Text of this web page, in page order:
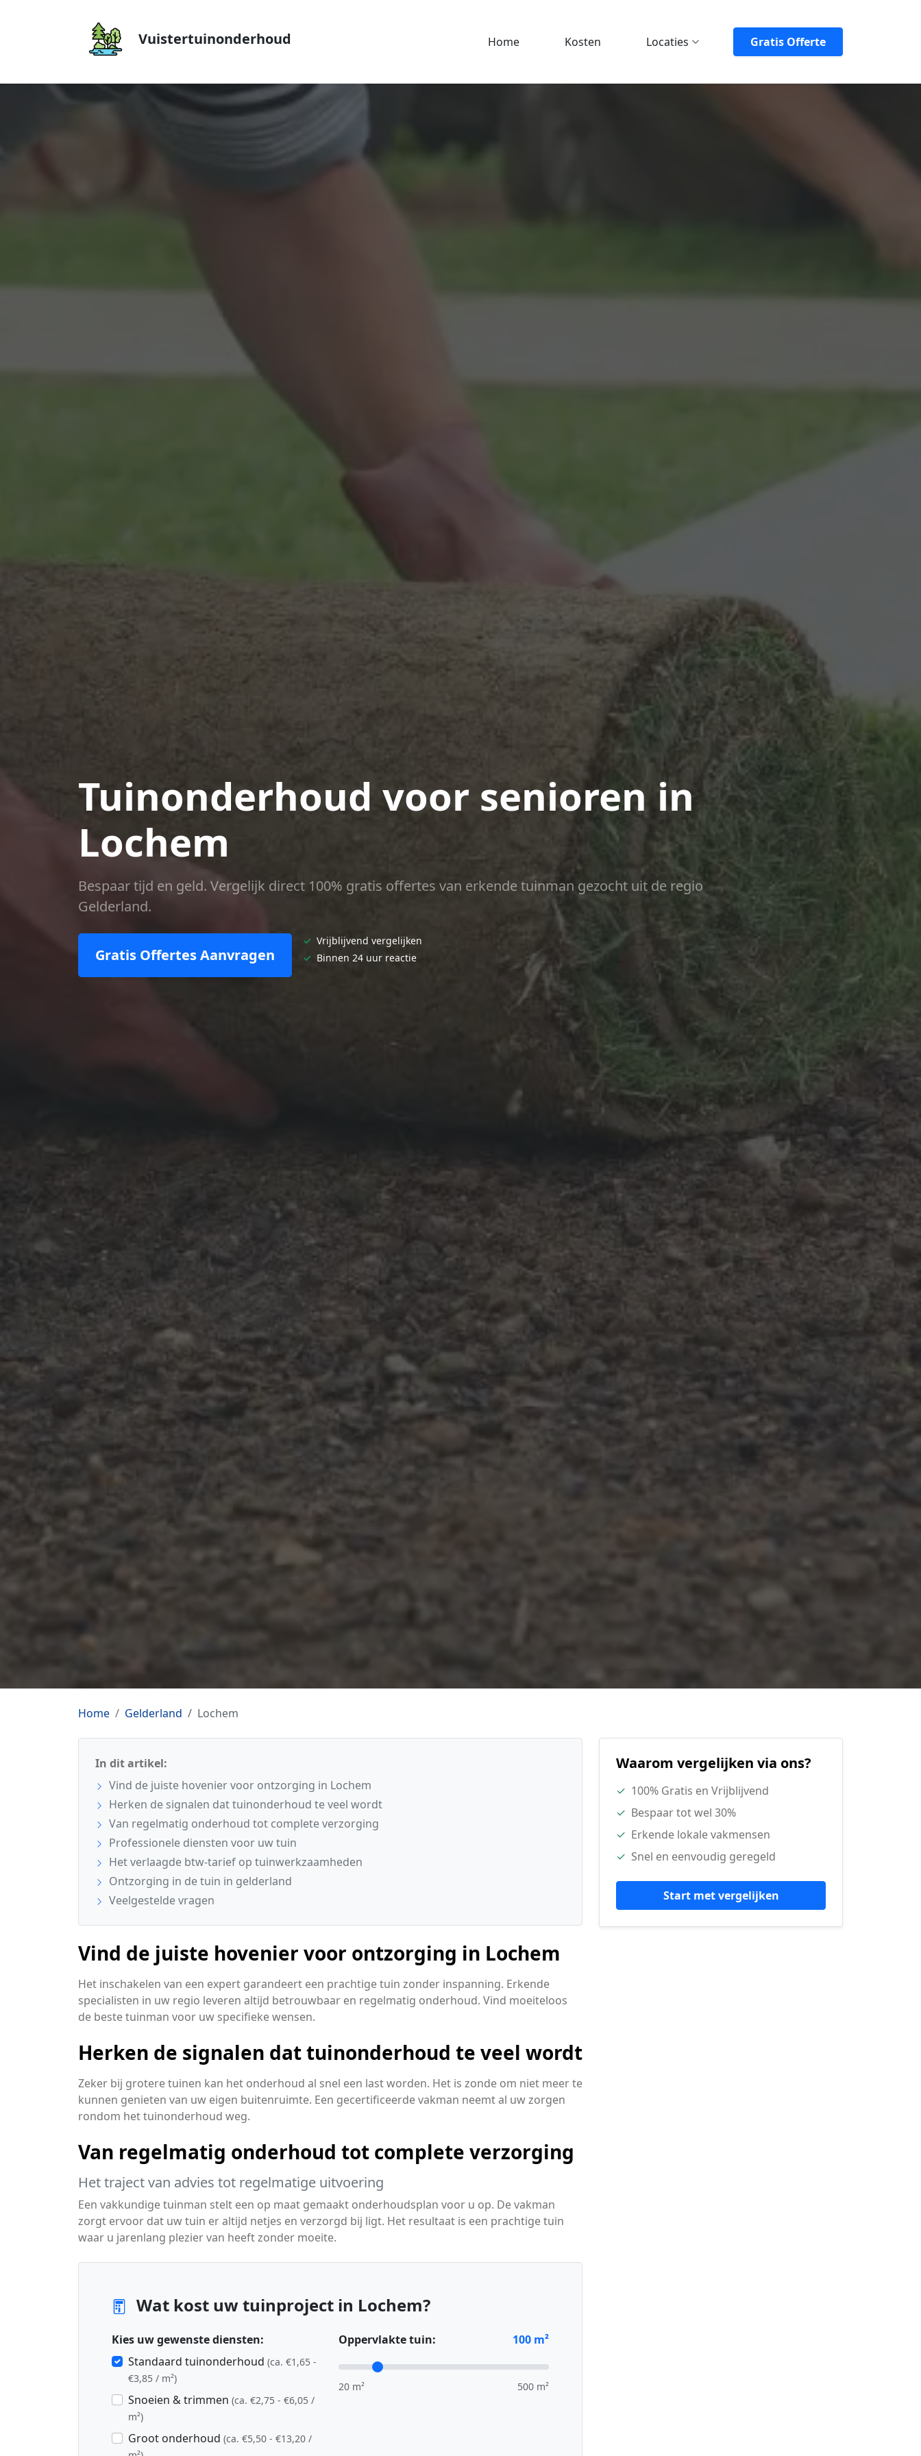
Vuistertuinonderhoud Home Kosten Locaties Gratis Offerte
Tuinonderhoud voor senioren in
Lochem
Bespaar tijd en geld. Vergelijk direct 100% gratis offertes van erkende tuinman gezocht uit de regio
Gelderland.
Gratis Offertes Aanvragen
✓ Vrijblijvend vergelijken
✓ Binnen 24 uur reactie
Home Gelderland Lochem
In dit artikel:
Vind de juiste hovenier voor ontzorging in Lochem
Herken de signalen dat tuinonderhoud te veel wordt
Van regelmatig onderhoud tot complete verzorging
Professionele diensten voor uw tuin
Het verlaagde btw-tarief op tuinwerkzaamheden
Ontzorging in de tuin in gelderland
Veelgestelde vragen
Vind de juiste hovenier voor ontzorging in Lochem
Het inschakelen van een expert garandeert een prachtige tuin zonder inspanning. Erkende
specialisten in uw regio leveren altijd betrouwbaar en regelmatig onderhoud. Vind moeiteloos
de beste tuinman voor uw specifieke wensen.
Herken de signalen dat tuinonderhoud te veel wordt
Zeker bij grotere tuinen kan het onderhoud al snel een last worden. Het is zonde om niet meer te
kunnen genieten van uw eigen buitenruimte. Een gecertificeerde vakman neemt al uw zorgen
rondom het tuinonderhoud weg.
Van regelmatig onderhoud tot complete verzorging
Het traject van advies tot regelmatige uitvoering
Een vakkundige tuinman stelt een op maat gemaakt onderhoudsplan voor u op. De vakman
zorgt ervoor dat uw tuin er altijd netjes en verzorgd bij ligt. Het resultaat is een prachtige tuin
waar u jarenlang plezier van heeft zonder moeite.
Wat kost uw tuinproject in Lochem?
Kies uw gewenste diensten:
Standaard tuinonderhoud (ca. €1,65 -
€3,85 / m²)
Snoeien & trimmen (ca. €2,75 - €6,05 /
m²)
Groot onderhoud (ca. €5,50 - €13,20 /
Oppervlakte tuin: 100 m²
20 m² 500 m²
Waarom vergelijken via ons?
✓ 100% Gratis en Vrijblijvend
✓ Bespaar tot wel 30%
✓ Erkende lokale vakmensen
✓ Snel en eenvoudig geregeld
Start met vergelijken